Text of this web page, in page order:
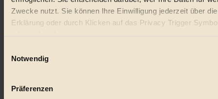
Zwecke nutzt. Sie können Ihre Einwilligung jederzeit über
Erklärung oder durch Klicken auf das Privacy Trigger
oder widerrufen
Wenn Sie es erlauben, würden wir auch gerne:
Ihr Gerät durch aktives Scannen nach bestimmten
Notwendig
Präferenzen
#
Nachhaltigkeit
Vegan